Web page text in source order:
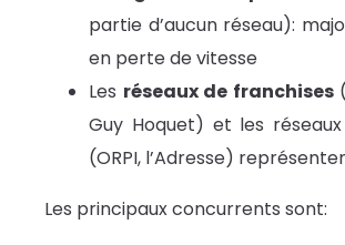
partie d’aucun réseau):
en perte de vitesse
Les réseaux de franchises
Guy Hoquet) et les
(ORPI, l’Adresse)
Les principaux concurrents sont: